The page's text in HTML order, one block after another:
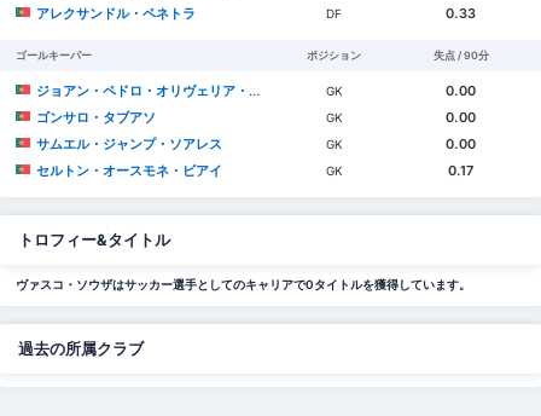
アレクサンドル・ペネトラ
DF 0.33
ゴールキーパー ポジション 失点 / 90分
ジョアン・ペドロ・オリヴェリア・ゴンサウヴェス GK
0.00
ゴンサロ・タブアソ
GK
0.00
サムエル・ジャンプ・ソアレス
GK
0.00
セルトン・オースモネ・ビアイ
GK 0.17
トロフィー&タイトル
ヴァスコ・ソウザはサッカー選手としてのキャリアで0タイトルを獲得しています。
過去の所属クラブ